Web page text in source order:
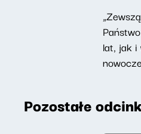
lat, jak i
Pozostałe